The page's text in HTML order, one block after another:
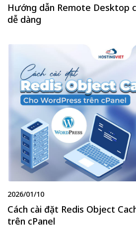
Hướng dẫn Remote Desktop
dễ dàng
2026/01/10
Cách cài đặt Redis Object
trên cPanel